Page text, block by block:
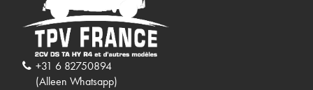
+31 6 82750894
(Alleen Whatsapp)